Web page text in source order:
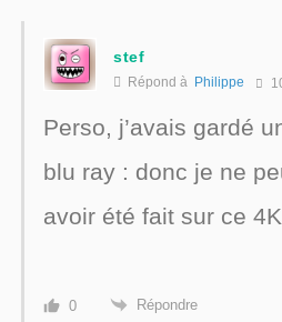
stef
Répond à Philippe
Perso, j’avais gardé
blu ray : donc je ne
avoir été fait sur ce
0 Répondre